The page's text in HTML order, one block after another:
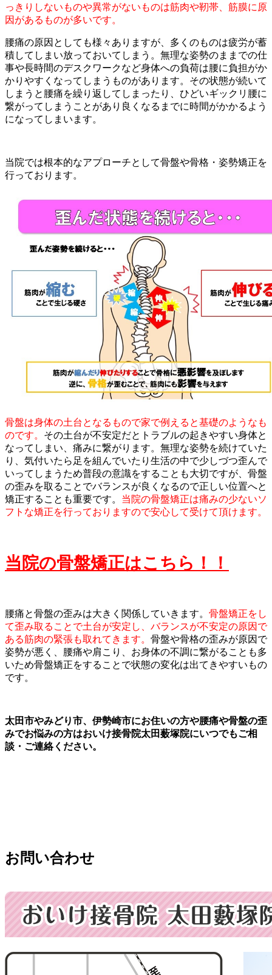
っきりしないものや異常がないものは筋肉や靭帯、筋膜に原
因があるものが多いです。
腰痛の原因としても様々ありますが、多くのものは疲労が蓄
積してしまい放っておいてしまう。無理な姿勢のままでの仕
事や長時間のデスクワークなど身体への負荷は腰に負担がか
かりやすくなってしまうものがあります。その状態が続いて
しまうと腰痛を繰り返してしまったり、ひどいギックリ腰に
繋がってしまうことがあり良くなるまでに時間がかかるよう
になってしまいます。
当院では根本的なアプローチとして骨盤や骨格・姿勢矯正を
行っております。
骨盤は身体の土台となるもので家で例えると基礎のようなも
のです。 その土台が不安定だとトラブルの起きやすい身体と
なってしまい、痛みに繋がります。無理な姿勢を続けていた
り、気付いたら足を組んでいたり生活の中で少しづつ歪んで
いってしまうため普段の意識をすることも大切ですが、骨盤
の歪みを取ることでバランスが良くなるので正しい位置へと
矯正することも重要です。 当院の骨盤矯正は痛みの少ないソ
フトな矯正を行っておりますので安心して受けて頂けます。
当院の骨盤矯正はこちら！！
腰痛と骨盤の歪みは大きく関係していきます。 骨盤矯正をし
て歪み取ることで土台が安定し、バランスが不安定の原因で
ある筋肉の緊張も取れてきます。 骨盤や骨格の歪みが原因で
姿勢が悪く、腰痛や肩こり、お身体の不調に繋がることも多
いため骨盤矯正をすることで状態の変化は出てきやすいもの
です。
太田市やみどり市、伊勢崎市にお住いの方や腰痛や骨盤の歪
みでお悩みの方はおいけ接骨院太田薮塚院にいつでもご相
談・ご連絡ください。
お問い合わせ